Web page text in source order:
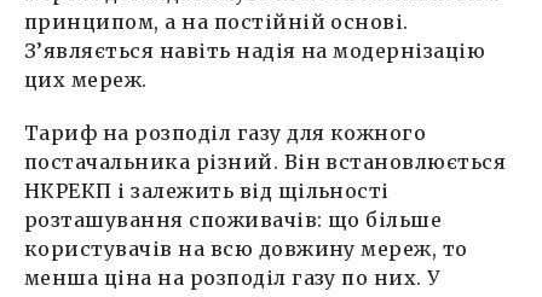
принципом, а на постійній основі.
З’являється навіть надія на модернізацію
цих мереж.
Тариф на розподіл газу для кожного
постачальника різний. Він встановлюється
НКРЕКП і залежить від щільності
розташування споживачів: що більше
користувачів на всю довжину мереж, то
менша ціна на розподіл газу по них. У